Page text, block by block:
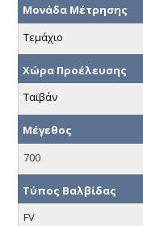
Μονάδα Μέτρησης
Τεμάχιο
Χώρα Προέλευσης
Ταϊβάν
Μέγεθος
700
Τύπος Βαλβίδας
FV